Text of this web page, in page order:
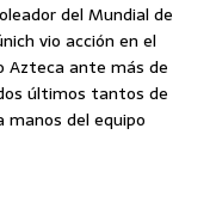
del Mundial de
vio acción en el
Azteca ante más de
últimos tantos de
del equipo